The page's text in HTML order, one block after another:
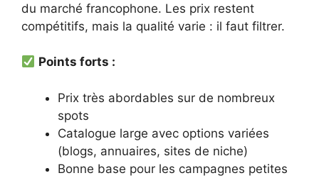
du marché francophone. Les prix restent
compétitifs, mais la qualité varie : il faut filtrer.
Points forts :
Prix très abordables sur de nombreux
spots
Catalogue large avec options variées
(blogs, annuaires, sites de niche)
Bonne base pour les campagnes petites